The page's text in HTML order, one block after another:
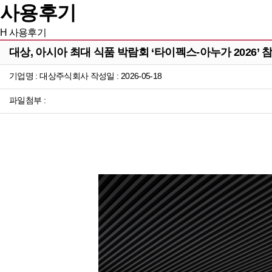
사용후기
H 사용후기
대상, 아시아 최대 식품 박람회 ‘타이펙스-아누가 2026’
기업명 : 대상주식회사 작성일 : 2026-05-18
파일첨부 :